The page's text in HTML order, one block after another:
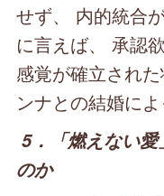
せず、 内的統合
に言えば、 承認
感覚が確立され
ンナとの結婚によ
5．「燃えない
のか